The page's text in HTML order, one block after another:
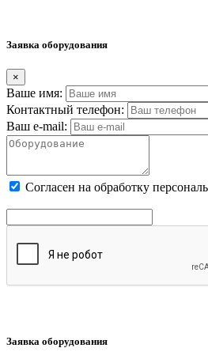
Заявка оборудования
×
Ваше имя:
Контактный телефон:
Ваш e-mail:
Cогласен на обработку
Заявка оборудования